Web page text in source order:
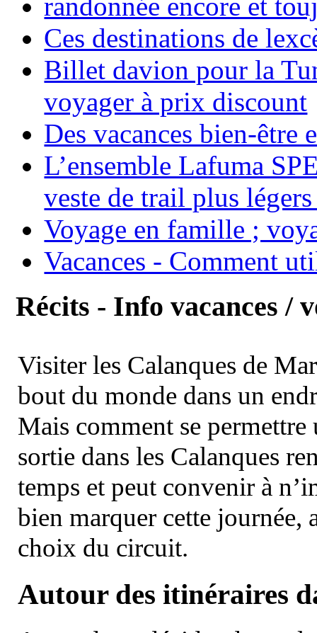
Ces destinations de
Billet davion pour la
voyager à prix discount
Des vacances bien-être
L’ensemble Lafuma
veste de trail plus
Voyage en famille ;
Vacances - Comment
Récits - Info vacances /
Visiter les Calanques de
bout du monde dans un
Mais comment se permettre
sortie dans les Calanques
temps et peut convenir à
bien marquer cette journée,
choix du circuit.
Autour des itinéraires